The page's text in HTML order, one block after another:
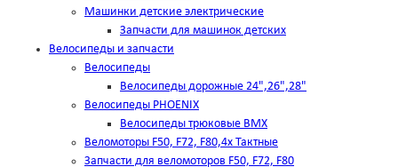
Машинки детские электрические
Запчасти для машинок детских
Велосипеды и запчасти
Велосипеды
Велосипеды дорожные 24",26",28"
Велосипеды PHOENIX
Велосипеды трюковые BMX
Веломоторы F50, F72, F80,4х Тактные
Запчасти для веломоторов F50, F72, F80